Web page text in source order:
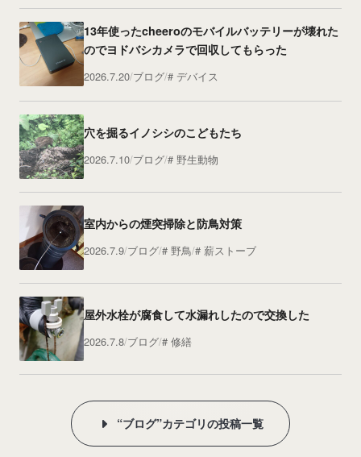
13年使ったcheeroのモバイルバッテリーが壊れた
のでヨドバシカメラで回収してもらった
2026.7.20 ブログ デバイス
穴を掘るイノシシのこどもたち
2026.7.10 ブログ 野生動物
室内からの煙突掃除と防鳥対策
2026.7.9 ブログ 野鳥 薪ストーブ
屋外水栓が腐食して水漏れしたので交換した
2026.7.8 ブログ 修繕
“ブログ”カテゴリの投稿一覧